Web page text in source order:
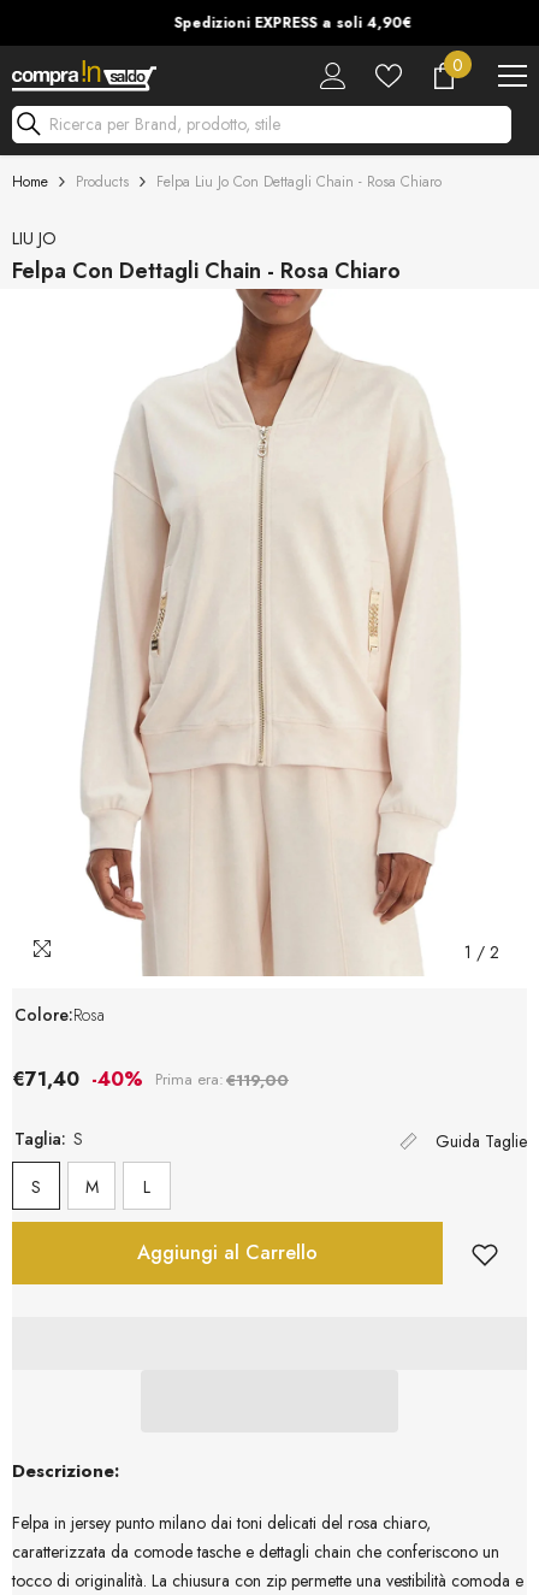
Spedizioni EXPRESS a soli 4,90€
0
0
articoli
Ricerca per Brand, prodotto, stile
Home Products Felpa Liu Jo Con Dettagli Chain - Rosa Chiaro
LIU JO
Felpa Con Dettagli Chain - Rosa Chiaro
1 / 2
Colore:Rosa
€71,40 -40% Prima era:€119,00
Taglia: S
Guida Taglie
S
M L
Aggiungi al Carrello
Descrizione:
Felpa in jersey punto milano dai toni delicati del rosa chiaro,
caratterizzata da comode tasche e dettagli chain che conferiscono un
tocco di originalità. La chiusura con zip permette una vestibilità comoda e